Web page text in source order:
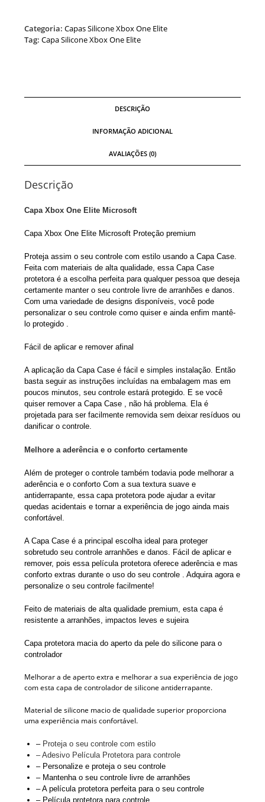
Categoria:Capas Silicone Xbox One Elite
Tag:Capa Silicone Xbox One Elite
DESCRIÇÃO
INFORMAÇÃO ADICIONAL
AVALIAÇÕES (0)
Descrição
Capa Xbox One Elite Microsoft
Capa Xbox One Elite Microsoft Proteção premium
Proteja assim o seu controle com estilo usando a Capa Case.
Feita com materiais de alta qualidade, essa Capa Case
protetora é a escolha perfeita para qualquer pessoa que deseja
certamente manter o seu controle livre de arranhões e danos.
Com uma variedade de designs disponíveis, você pode
personalizar o seu controle como quiser e ainda enfim mantê-
lo protegido .
Fácil de aplicar e remover afinal
A aplicação da Capa Case é fácil e simples instalação. Então
basta seguir as instruções incluídas na embalagem mas em
poucos minutos, seu controle estará protegido. E se você
quiser remover a Capa Case , não há problema. Ela é
projetada para ser facilmente removida sem deixar resíduos ou
danificar o controle.
Melhore a aderência e o conforto certamente
Além de proteger o controle também todavia pode melhorar a
aderência e o conforto Com a sua textura suave e
antiderrapante, essa capa protetora pode ajudar a evitar
quedas acidentais e tornar a experiência de jogo ainda mais
confortável.
A Capa Case é a principal escolha ideal para proteger
sobretudo seu controle arranhões e danos. Fácil de aplicar e
remover, pois essa película protetora oferece aderência e mas
conforto extras durante o uso do seu controle . Adquira agora e
personalize o seu controle facilmente!
Feito de materiais de alta qualidade premium, esta capa é
resistente a arranhões, impactos leves e sujeira
Capa protetora macia do aperto da pele do silicone para o
controlador
Melhorar a de aperto extra e melhorar a sua experiência de jogo
com esta capa de controlador de silicone antiderrapante.
Material de silicone macio de qualidade superior proporciona
uma experiência mais confortável.
– Proteja o seu controle com estilo
– Adesivo Película Protetora para controle
– Personalize e proteja o seu controle
– Mantenha o seu controle livre de arranhões
– A película protetora perfeita para o seu controle
– Película protetora para controle